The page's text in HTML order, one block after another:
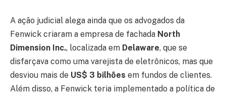
A ação judicial alega ainda que os advogados da
Fenwick criaram a empresa de fachada North
Dimension Inc., localizada em Delaware, que se
disfarçava como uma varejista de eletrônicos, mas que
desviou mais de US$ 3 bilhões em fundos de clientes.
Além disso, a Fenwick teria implementado a política de